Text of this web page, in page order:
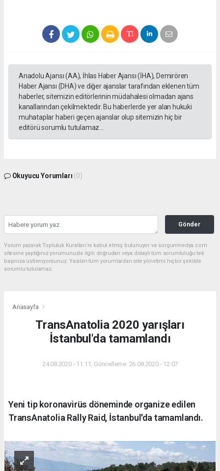
Anadolu Ajansı (AA), İhlas Haber Ajansı (İHA), Demirören
Haber Ajansı (DHA) ve diğer ajanslar tarafından eklenen tüm
haberler, sitemizin editörlerinin müdahalesi olmadan ajans
kanallarından çekilmektedir. Bu haberlerde yer alan hukuki
muhataplar haberi geçen ajanslar olup sitemizin hiç bir
editörü sorumlu tutulamaz...
Okuyucu Yorumları (0)
Gönder
Yorum yazarak Topluluk Kuralları’nı kabul etmiş bulunuyor ve sorgunmedya.com
sitesine yaptığınız yorumunuzla ilgili doğrudan veya dolaylı tüm sorumluluğu tek
başınıza üstleniyorsunuz. Yazılan tüm yorumlardan site yönetimi hiçbir şekilde
sorumlu tutulamaz.
Anasayfa
TransAnatolia 2020 yarışları
İstanbul'da tamamlandı
24.08.2020 - 11:11, Güncelleme: 26.08.2020 - 12:07
Yeni tip koronavirüs döneminde organize edilen
TransAnatolia Rally Raid, İstanbul'da tamamlandı.